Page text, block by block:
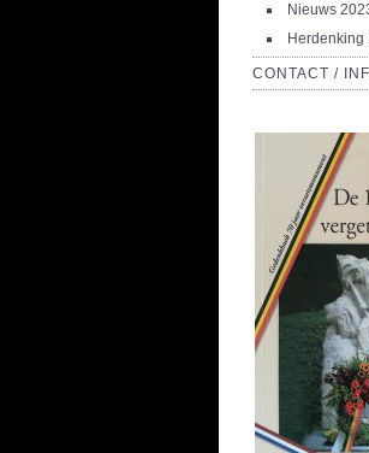
Nieuws
Herdenking
CONTACT /